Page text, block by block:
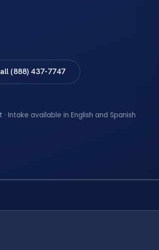
(888) 437-7747
Intake available in English and Spanish